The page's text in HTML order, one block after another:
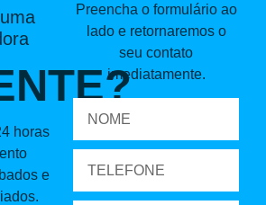
horas
e
Preencha o formulário ao
lado e retornaremos o
seu contato
imediatamente.